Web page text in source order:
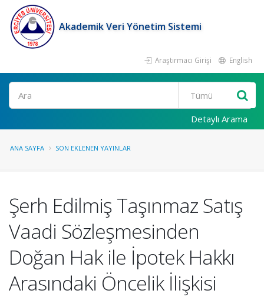
Akademik Veri Yönetim Sistemi
Araştırmacı Girişi English
Ara
Detaylı Arama
ANA SAYFA SON EKLENEN YAYINLAR
Şerh Edilmiş Taşınmaz Satış
Vaadi Sözleşmesinden
Doğan Hak ile İpotek Hakkı
Arasındaki Öncelik İlişkisi